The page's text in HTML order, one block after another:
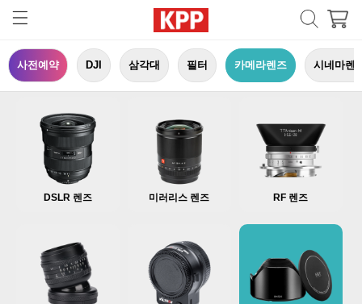
사전예약 DJI 삼각대 필터 카메라렌즈 시네마렌
DSLR 렌즈 미러리스 렌즈 RF 렌즈